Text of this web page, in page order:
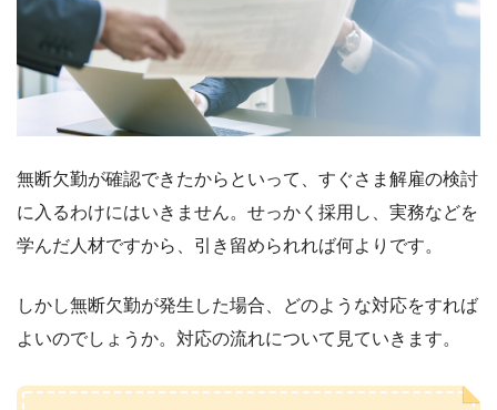
無断欠勤が確認できたからといって、すぐさま解雇の検討
に入るわけにはいきません。せっかく採用し、実務などを
学んだ人材ですから、引き留められれば何よりです。
しかし無断欠勤が発生した場合、どのような対応をすれば
よいのでしょうか。対応の流れについて見ていきます。